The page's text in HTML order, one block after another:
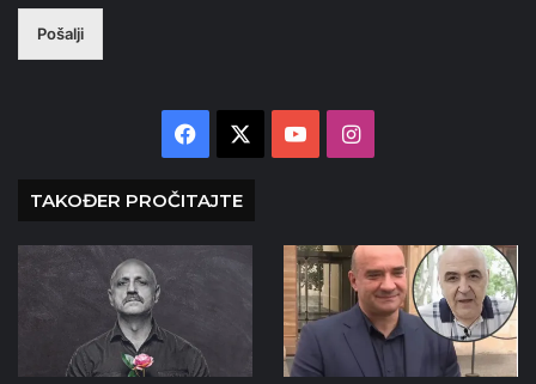
Pošalji
Facebook YouTubeInstagram
TAKOĐER PROČITAJTE